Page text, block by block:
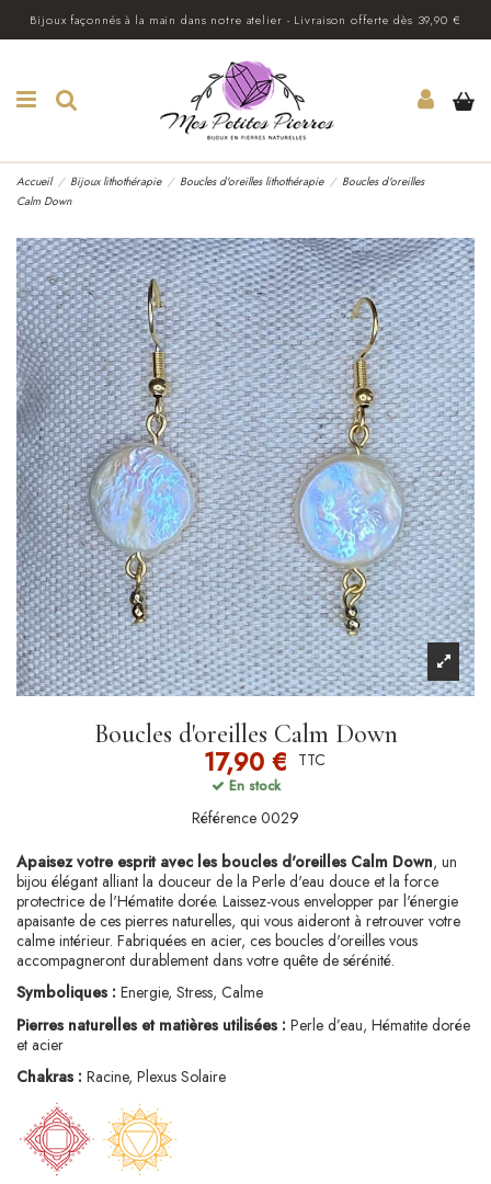
Bijoux façonnés à la main dans notre atelier - Livraison offerte dès 39,90 €
Accueil Bijoux lithothérapie Boucles d'oreilles lithothérapie
Boucles d'oreilles
Calm Down
Boucles d'oreilles Calm Down
17,90 € TTC
En stock
Référence 0029
Apaisez votre esprit avec les boucles d'oreilles Calm Down, un
bijou élégant alliant la douceur de la Perle d'eau douce et la force
protectrice de l'Hématite dorée. Laissez-vous envelopper par l'énergie
apaisante de ces pierres naturelles, qui vous aideront à retrouver votre
calme intérieur. Fabriquées en acier, ces boucles d'oreilles vous
accompagneront durablement dans votre quête de sérénité.
Symboliques : Energie, Stress, Calme
Pierres naturelles et matières utilisées : Perle d’eau, Hématite dorée
et acier
Chakras : Racine, Plexus Solaire